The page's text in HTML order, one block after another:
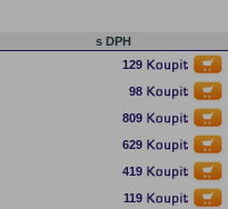
s DPH
129
98
809
629
419
119